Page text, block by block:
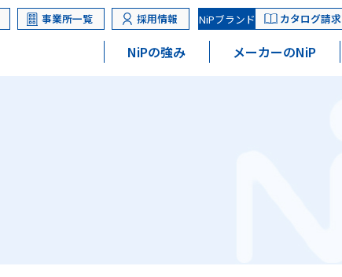
事業所一覧 採用情報 NiPブランド カタログ請求
NiPの強み メーカーのNiP